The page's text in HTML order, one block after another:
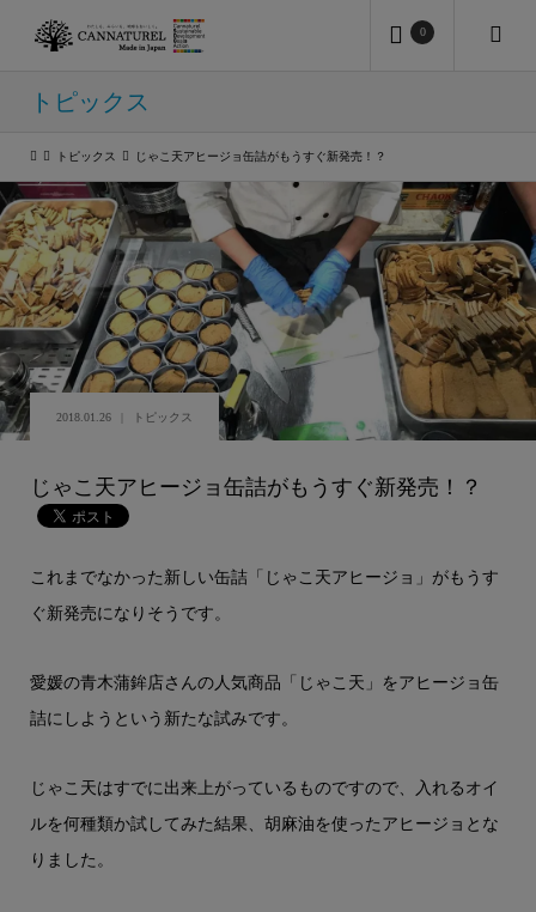
0
トピックス
トピックス じゃこ天アヒージョ缶詰がもうすぐ新発売！？
2018.01.26 トピックス
じゃこ天アヒージョ缶詰がもうすぐ新発売！？
これまでなかった新しい缶詰「じゃこ天アヒージョ」がもうす
ぐ新発売になりそうです。
愛媛の青木蒲鉾店さんの人気商品「じゃこ天」をアヒージョ缶
詰にしようという新たな試みです。
じゃこ天はすでに出来上がっているものですので、入れるオイ
ルを何種類か試してみた結果、胡麻油を使ったアヒージョとな
りました。